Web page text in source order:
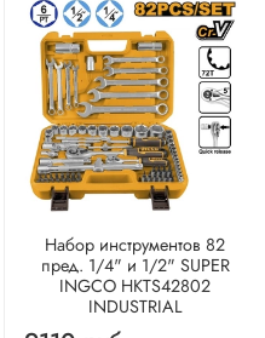
Набор инструментов 82
пред. 1/4" и 1/2" SUPER
INGCO HKTS42802
INDUSTRIAL